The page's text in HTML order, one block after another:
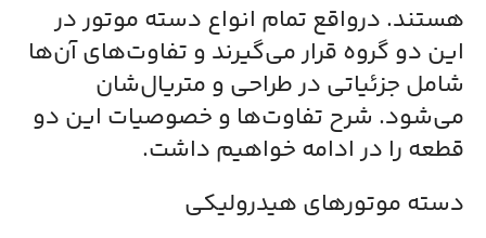
هستند. درواقع تمام انواع دسته موتور در
این دو گروه قرار می‌گیرند و تفاوت‌های آن‌ها
شامل جزئیاتی در طراحی و متریال‌شان
می‌شود. شرح تفاوت‌ها و خصوصیات این دو
قطعه را در ادامه خواهیم داشت.
دسته موتورهای هیدرولیکی